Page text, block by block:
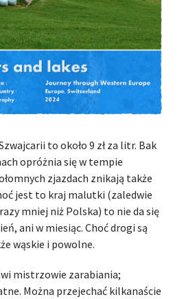
to około 9 zł za litr. Bak
opróżnia się w tempie
zjazdach znikają także
jest to kraj malutki (zaledwie
mniej niż Polska) to nie da się
ani w miesiąc. Choć drogi są
wąskie i powolne.
mistrzowie zarabiania;
Można przejechać kilkanaście